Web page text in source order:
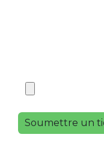
Soumettre un